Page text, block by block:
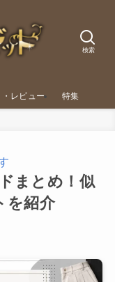
検索
・レビュー 特集
まとめ！似
を紹介